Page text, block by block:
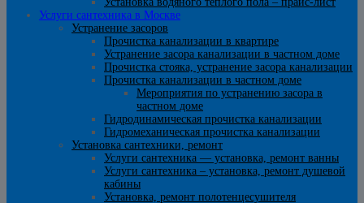
Услуги сантехника в Москве
Устранение засоров
Прочистка канализации в квартире
Устранение засора канализации в частном доме
Прочистка стояка, устранение засора канализации
Прочистка канализации в частном доме
Мероприятия по устранению засора в
частном доме
Гидродинамическая прочистка канализации
Гидромеханическая прочистка канализации
Установка сантехники, ремонт
Услуги сантехника — установка, ремонт ванны
Услуги сантехника – установка, ремонт душевой
кабины
Установка, ремонт полотенцесушителя